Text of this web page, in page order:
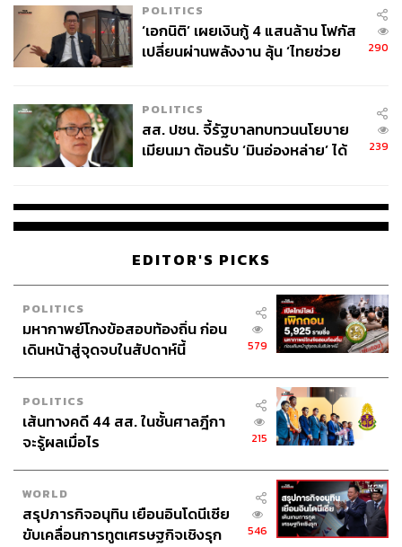
POLITICS
‘เอกนิติ’ เผยเงินกู้ 4 แสนล้าน โฟกัส
เปลี่ยนผ่านพลังงาน ลุ้น ‘ไทยช่วย
290
POLITICS
สส. ปชน. จี้รัฐบาลทบทวนนโยบาย
เมียนมา ต้อนรับ ‘มินอ่องหล่าย’ ได้
239
EDITOR'S PICKS
POLITICS
มหากาพย์โกงข้อสอบท้องถิ่น ก่อน
เดินหน้าสู่จุดจบในสัปดาห์นี้
579
POLITICS
เส้นทางคดี 44 สส. ในชั้นศาลฎีกา
จะรู้ผลเมื่อไร
215
WORLD
สรุปภารกิจอนุทิน เยือนอินโดนีเซีย
ขับเคลื่อนการทูตเศรษฐกิจเชิงรุก
546